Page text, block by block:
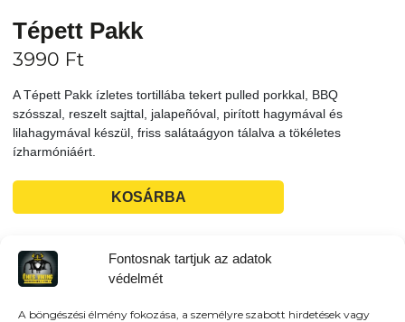
Fontosnak tartjuk az adatok
védelmét
A böngészési élmény fokozása, a személyre szabott hirdetések vagy
Tépett Pakk
3990 Ft
A Tépett Pakk ízletes tortillába tekert pulled porkkal, BBQ
szósszal, reszelt sajttal, jalapeñóval, pirított hagymával és
lilahagymával készül, friss salátaágyon tálalva a tökéletes
ízharmóniáért.
KOSÁRBA
Tovább a teljes étlaphoz >